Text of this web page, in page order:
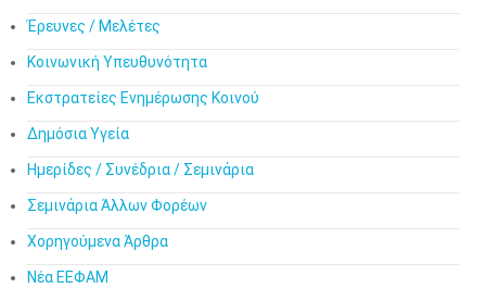
Έρευνες / Μελέτες
Κοινωνική Υπευθυνότητα
Εκστρατείες Ενημέρωσης Κοινού
Δημόσια Υγεία
Ημερίδες / Συνέδρια / Σεμινάρια
Σεμινάρια Άλλων Φορέων
Χορηγούμενα Άρθρα
Νέα ΕΕΦΑΜ